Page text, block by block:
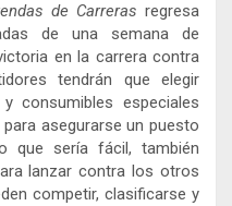
de Carreras regresa
de una semana de
en la carrera contra
tendrán que elegir
consumibles especiales
asegurarse un puesto
que sería fácil, también
lanzar contra los otros
competir, clasificarse y